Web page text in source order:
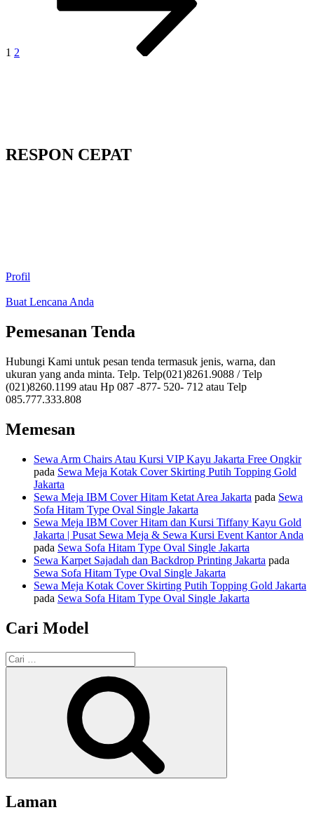
1 2
RESPON CEPAT
Profil
Buat Lencana Anda
Pemesanan Tenda
Hubungi Kami untuk pesan tenda termasuk jenis, warna, dan
ukuran yang anda minta. Telp. Telp(021)8261.9088 / Telp
(021)8260.1199 atau Hp 087 -877- 520- 712 atau Telp
085.777.333.808
Memesan
Sewa Arm Chairs Atau Kursi VIP Kayu Jakarta Free Ongkir
pada Sewa Meja Kotak Cover Skirting Putih Topping Gold
Jakarta
Sewa Meja IBM Cover Hitam Ketat Area Jakarta pada Sewa
Sofa Hitam Type Oval Single Jakarta
Sewa Meja IBM Cover Hitam dan Kursi Tiffany Kayu Gold
Jakarta | Pusat Sewa Meja & Sewa Kursi Event Kantor Anda
pada Sewa Sofa Hitam Type Oval Single Jakarta
Sewa Karpet Sajadah dan Backdrop Printing Jakarta pada
Sewa Sofa Hitam Type Oval Single Jakarta
Sewa Meja Kotak Cover Skirting Putih Topping Gold Jakarta
pada Sewa Sofa Hitam Type Oval Single Jakarta
Cari Model
Pencarian
untuk:
Laman